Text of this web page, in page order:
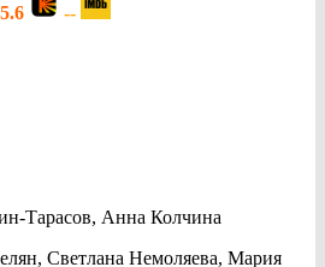
5.6
--
Тарасов, Анна Колчина
Светлана Немоляева, Мария